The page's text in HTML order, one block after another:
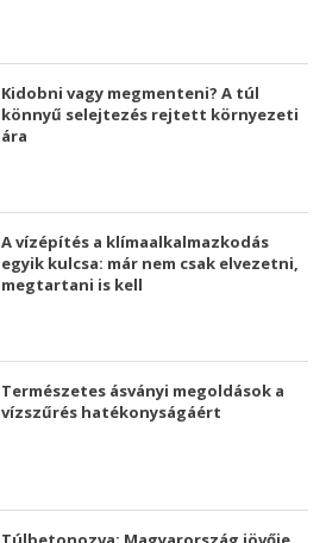
Kidobni vagy megmenteni? A túl
könnyű selejtezés rejtett környezeti
ára
A vízépítés a klímaalkalmazkodás
egyik kulcsa: már nem csak elvezetni,
megtartani is kell
Természetes ásványi megoldások a
vízszűrés hatékonyságáért